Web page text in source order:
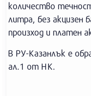
количество
литра, без акцизен
произход и платен
В РУ-Казанлък е
ал.1 от НК.